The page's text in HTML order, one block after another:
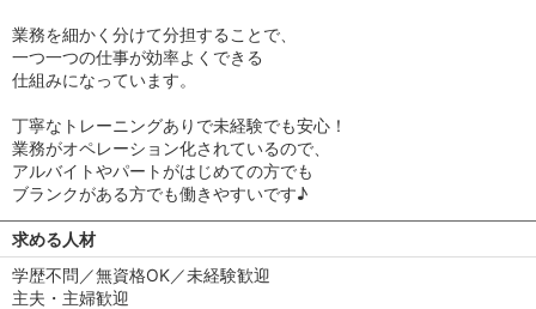
業務を細かく分けて分担することで、
一つ一つの仕事が効率よくできる
仕組みになっています。
丁寧なトレーニングありで未経験でも安心！
業務がオペレーション化されているので、
アルバイトやパートがはじめての方でも
ブランクがある方でも働きやすいです♪
求める人材
学歴不問／無資格OK／未経験歓迎
主夫・主婦歓迎